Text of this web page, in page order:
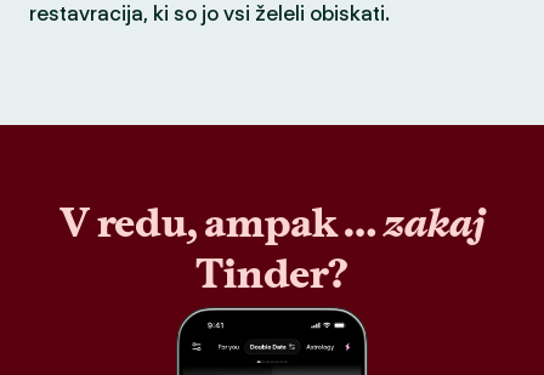
restavracija, ki so jo vsi želeli obiskati.
V redu, ampak …zakaj
Tinder?